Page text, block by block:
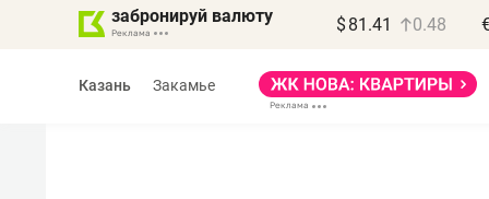
забронируй валюту $ 81.41 0.48
Казань Закамье